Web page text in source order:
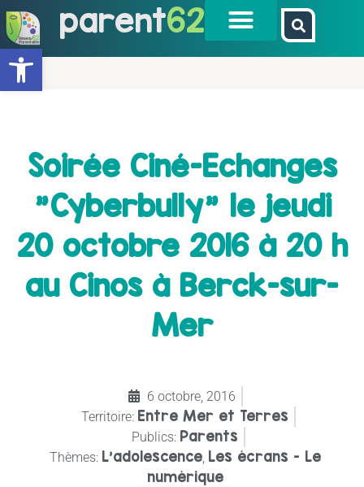
Ouvrir la barre d’outils
parent62
Soirée Ciné-Echanges
"Cyberbully" le jeudi
20 octobre 2016 à 20 h
au Cinos à Berck-sur-
Mer
6 octobre, 2016
Territoire: Entre Mer et Terres
Publics: Parents
Thèmes: L’adolescence Les écrans - Le
numérique